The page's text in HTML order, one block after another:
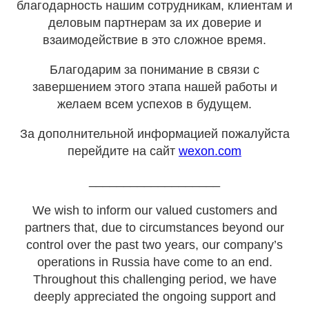
благодарность нашим сотрудникам, клиентам и
деловым партнерам за их доверие и
взаимодействие в это сложное время.
Благодарим за понимание в связи с
завершением этого этапа нашей работы и
желаем всем успехов в будущем.
За дополнительной информацией пожалуйста
перейдите на сайт wexon.com
We wish to inform our valued customers and
partners that, due to circumstances beyond our
control over the past two years, our company’s
operations in Russia have come to an end.
Throughout this challenging period, we have
deeply appreciated the ongoing support and